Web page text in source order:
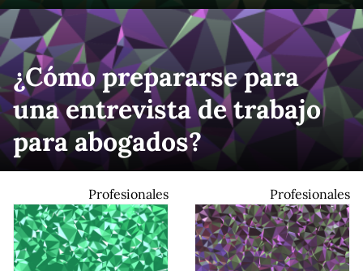
¿Cómo prepararse para
una entrevista de trabajo
para abogados?
Profesionales Profesionales